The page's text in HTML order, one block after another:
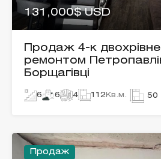
131,000$ USD
Продаж 4-к
ремонтом
Борщагівці
6 6 4 112 Кв.м. 50
Продаж